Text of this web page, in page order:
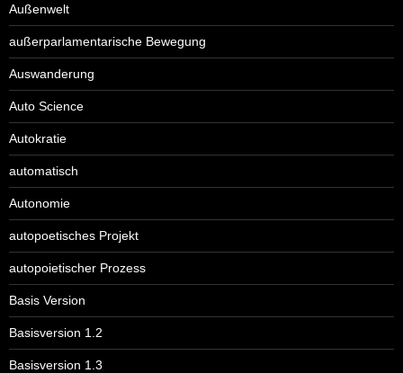
Außenwelt
außerparlamentarische Bewegung
Auswanderung
Auto Science
Autokratie
automatisch
Autonomie
autopoetisches Projekt
autopoietischer Prozess
Basis Version
Basisversion 1.2
Basisversion 1.3